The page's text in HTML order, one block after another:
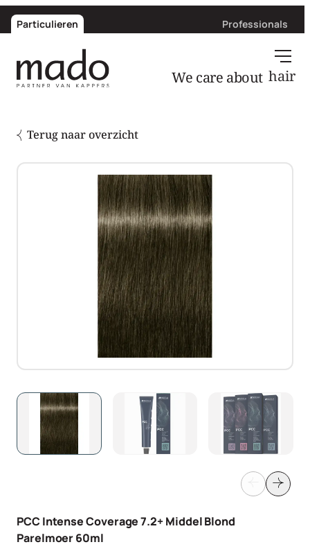
Particulieren Professionals
We care about hair
Terug naar overzicht
PCC Intense Coverage 7.2+ Middel Blond
Parelmoer 60ml